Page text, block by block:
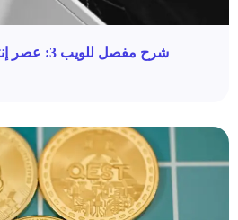
شرح مفصل للويب 3: عصر إنترنت جديد يجب أن تعرفه